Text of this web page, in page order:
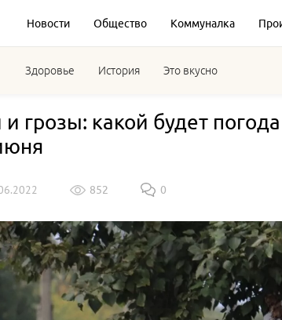
Новости Общество Коммуналка
Здоровье История Это вкусно
грозы: какой будет
852 0